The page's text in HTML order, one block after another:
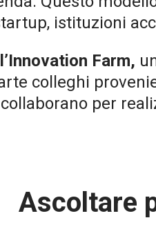
istituzioni
l’Innovation Farm,
colleghi
per
Ascoltare